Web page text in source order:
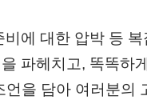
에 대한 압박 등
파헤치고, 똑똑하
을 담아 여러분의